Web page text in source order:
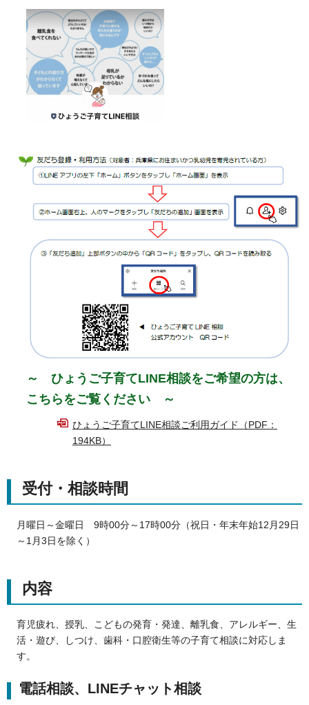
～ ひょうご子育てLINE相談をご希望の方は、
こちらをご覧ください ～
ひょうご子育てLINE相談ご利用ガイド（PDF：
194KB）
受付・相談時間
月曜日～金曜日 9時00分～17時00分（祝日・年末年始12月29日
～1月3日を除く）
内容
育児疲れ、授乳、こどもの発育・発達、離乳食、アレルギー、生
活・遊び、しつけ、歯科・口腔衛生等の子育て相談に対応しま
す。
電話相談、LINEチャット相談